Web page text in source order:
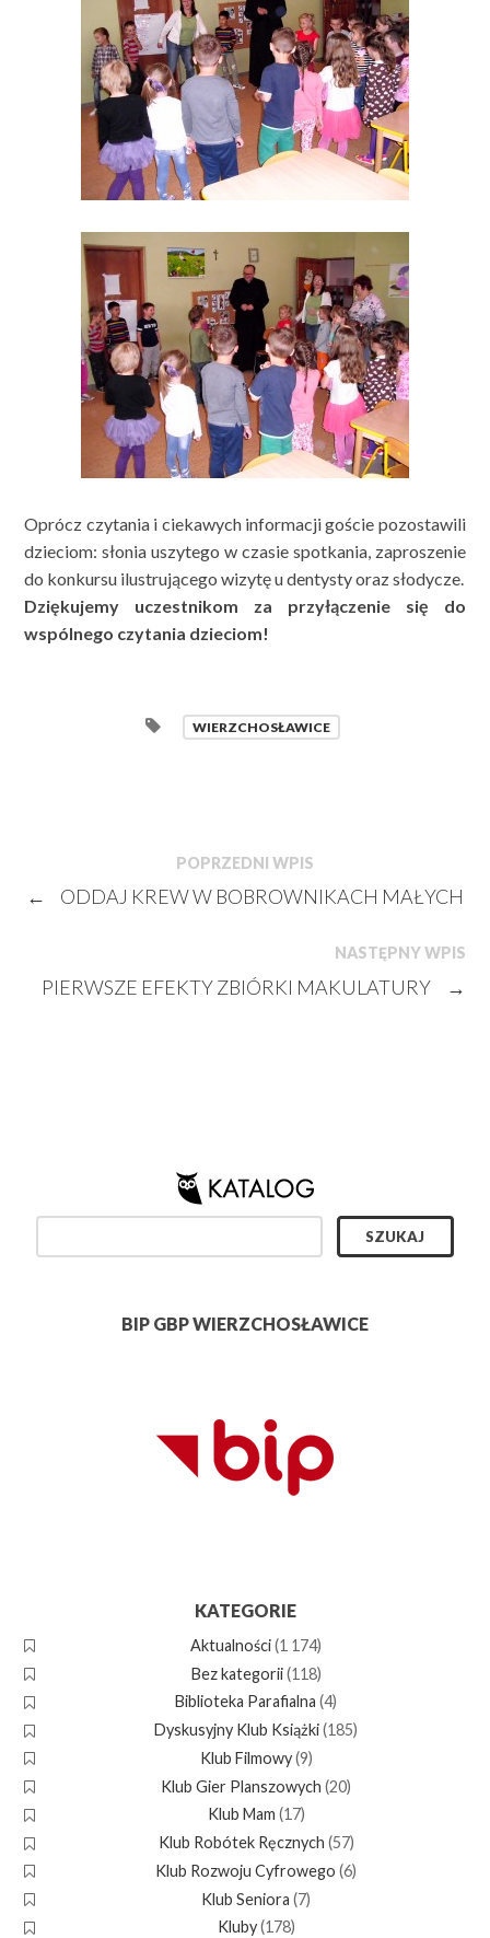
Oprócz czytania i ciekawych informacji goście pozostawili
dzieciom: słonia uszytego w czasie spotkania, zaproszenie
do konkursu ilustrującego wizytę u dentysty oraz słodycze.
Dziękujemy uczestnikom za przyłączenie się do
wspólnego czytania dzieciom!
WIERZCHOSŁAWICE
POPRZEDNI WPIS
← ODDAJ KREW W BOBROWNIKACH MAŁYCH
NASTĘPNY WPIS
PIERWSZE EFEKTY ZBIÓRKI MAKULATURY →
BIP GBP WIERZCHOSŁAWICE
KATEGORIE
Aktualności(1 174)
Bez kategorii(118)
Biblioteka Parafialna (4)
Dyskusyjny Klub Książki(185)
Klub Filmowy(9)
Klub Gier Planszowych (20)
Klub Mam (17)
Klub Robótek Ręcznych (57)
Klub Rozwoju Cyfrowego (6)
Klub Seniora (7)
Kluby(178)